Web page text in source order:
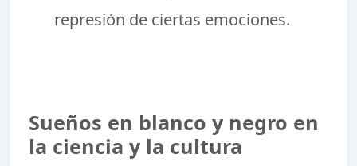
represión de ciertas emociones.
Sueños en blanco y negro en
la ciencia y la cultura